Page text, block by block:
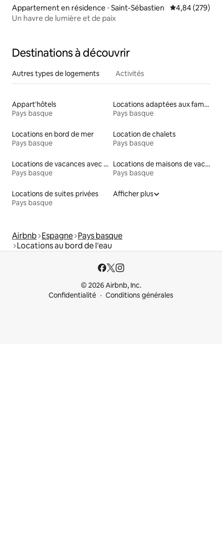
Appartement en résidence ⋅ Saint-Sébastien Évaluation
4,84 (279)
Un havre de lumière et de paix
Destinations à découvrir
Autres types de logements Activités
Appart'hôtels
Pays basque
Locations adaptées aux familles
Pays basque
Locations en bord de mer
Pays basque
Location de chalets
Pays basque
Locations de vacances avec piscine
Pays basque
Locations de maisons de vacances
Pays basque
Locations de suites privées
Pays basque
Afficher plus
Airbnb Espagne Pays basque
Locations au bord de l'eau
© 2026 Airbnb, Inc.
Confidentialité
Conditions générales